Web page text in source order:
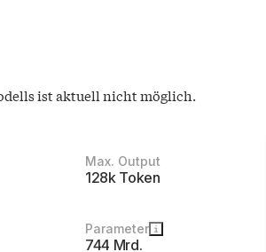
ist aktuell nicht möglich.
Max. Output
128k Token
Parameter
744 Mrd.